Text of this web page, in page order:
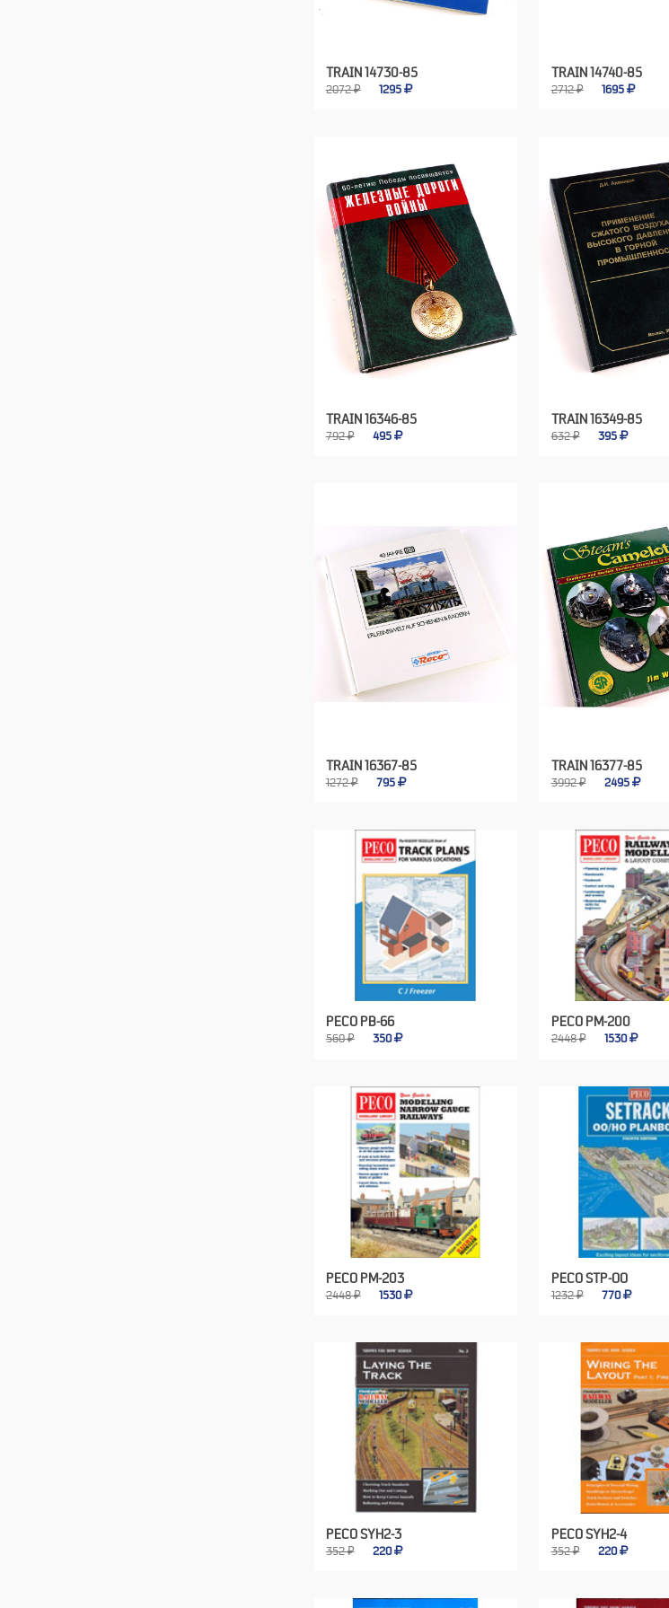
TRAIN 14730-85
2072 ₽ 1295
TRAIN 14740-85
2712 ₽ 1695
TRAIN 16346-85
792 ₽ 495
TRAIN 16349-85
632 ₽ 395
TRAIN 16367-85
1272 ₽ 795
TRAIN 16377-85
3992 ₽ 2495
PECO PB-66
560 ₽ 350
PECO PM-200
2448 ₽ 1530
PECO PM-203
2448 ₽ 1530
PECO STP-OO
1232 ₽ 770
PECO SYH2-3
352 ₽ 220
PECO SYH2-4
352 ₽ 220